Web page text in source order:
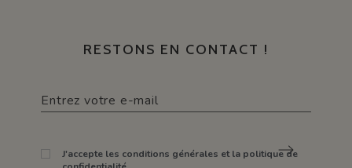
RESTONS EN CONTACT !
J'accepte les conditions générales et la politique de